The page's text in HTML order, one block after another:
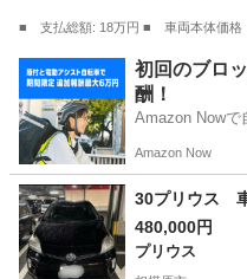
■ 支払総額: 18万円 ■ 車両本体価
その他
初回のブロ
酬！
Amazon Nowで
う！
Amazon Now
30プリウス
480,000円
プリウス